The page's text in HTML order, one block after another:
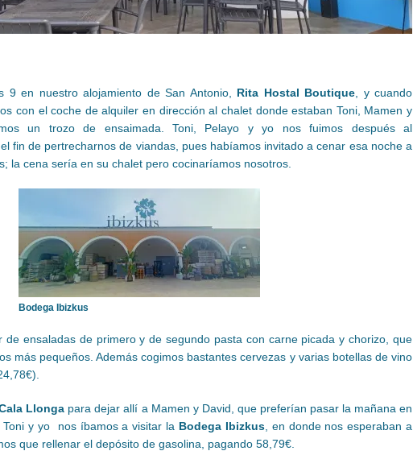
9 en nuestro alojamiento de San Antonio, Rita Hostal Boutique , y cuando
con el coche de alquiler en dirección al chalet donde estaban Toni, Mamen y
un trozo de ensaimada. Toni, Pelayo y yo nos fuimos después al
fin de pertrecharnos de viandas, pues habíamos invitado a cenar esa noche a
la cena sería en su chalet pero cocinaríamos nosotros.
Bodega Ibizkus
de ensaladas de primero y de segundo pasta con carne picada y chorizo, que
más pequeños. Además cogimos bastantes cervezas y varias botellas de vino
Llonga para dejar allí a Mamen y David, que preferían pasar la mañana en
Toni y yo nos íbamos a visitar la Bodega Ibizkus, en donde nos esperaban a
que rellenar el depósito de gasolina, pagando 58,79€.